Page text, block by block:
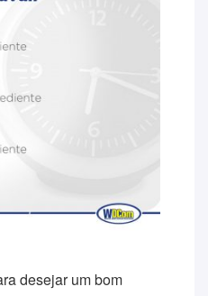
desejar um bom